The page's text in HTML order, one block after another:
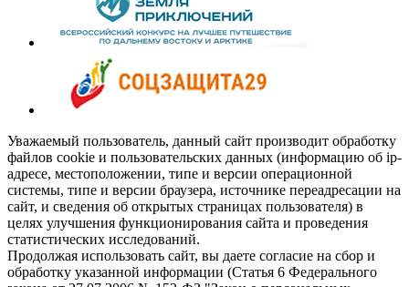
Уважаемый пользователь, данный сайт производит обработку
файлов cookie и пользовательских данных (информацию об ip-
адресе, местоположении, типе и версии операционной
системы, типе и версии браузера, источнике переадресации на
сайт, и сведения об открытых страницах пользователя) в
целях улучшения функционирования сайта и проведения
статистических исследований.
Продолжая использовать сайт, вы даете согласие на сбор и
обработку указанной информации (Статья 6 Федерального